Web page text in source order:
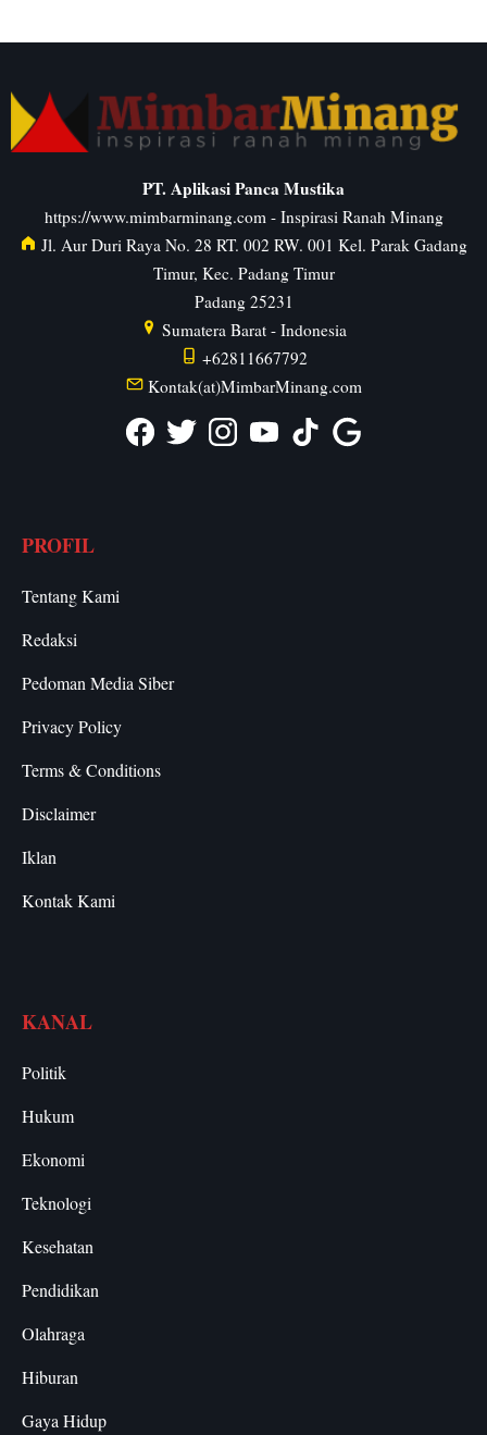
PT. Aplikasi Panca Mustika
https://www.mimbarminang.com - Inspirasi Ranah Minang
Jl. Aur Duri Raya No. 28 RT. 002 RW. 001 Kel. Parak Gadang
Timur, Kec. Padang Timur
Padang 25231
Sumatera Barat - Indonesia
+62811667792
Kontak(at)MimbarMinang.com
PROFIL
Tentang Kami
Redaksi
Pedoman Media Siber
Privacy Policy
Terms & Conditions
Disclaimer
Iklan
Kontak Kami
KANAL
Politik
Hukum
Ekonomi
Teknologi
Kesehatan
Pendidikan
Olahraga
Hiburan
Gaya Hidup